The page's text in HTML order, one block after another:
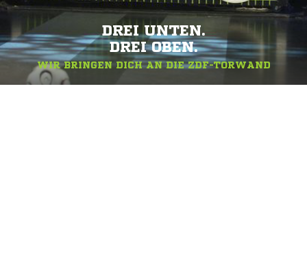
DREI UNTEN.
DREI OBEN.
WIR BRINGEN DICH AN DIE ZDF-TORWAND